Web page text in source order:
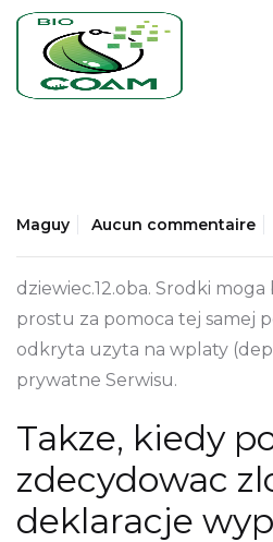
Maguy Aucun commentaire
dziewiec.12.oba. Srodki
prostu za pomoca tej samej
odkryta uzyta na wplaty
prywatne Serwisu.
Takze, kiedy
zdecydowac
deklaracje